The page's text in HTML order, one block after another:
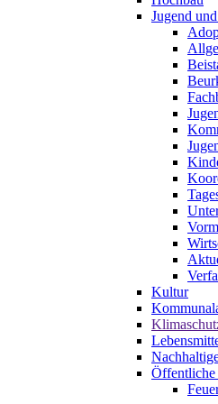
Jugend
Kultur
Öffentliche